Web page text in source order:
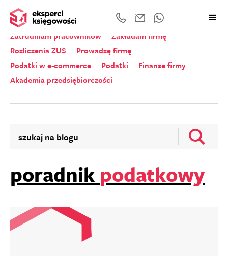
Wszystkie kategorie
Zeznania roczne
Zatrudniam pracowników
Zakładam firmę
Rozliczenia ZUS
Prowadzę firmę
Podatki w e-commerce
Podatki
Finanse firmy
Akademia przedsiębiorczości
poradnik podatkowy